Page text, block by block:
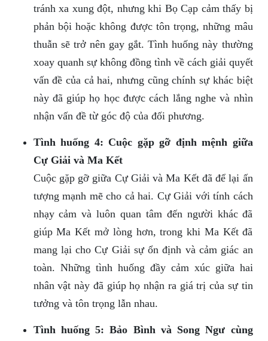
tránh xa xung đột, nhưng khi Bọ Cạp cảm thấy bị
phản bội hoặc không được tôn trọng, những mâu
thuẫn sẽ trở nên gay gắt. Tình huống này thường
xoay quanh sự không đồng tình về cách giải quyết
vấn đề của cả hai, nhưng cũng chính sự khác biệt
này đã giúp họ học được cách lắng nghe và nhìn
nhận vấn đề từ góc độ của đối phương.
Tình huống 4: Cuộc gặp gỡ định mệnh giữa
Cự Giải và Ma Kết
Cuộc gặp gỡ giữa Cự Giải và Ma Kết đã để lại ấn
tượng mạnh mẽ cho cả hai. Cự Giải với tính cách
nhạy cảm và luôn quan tâm đến người khác đã
giúp Ma Kết mở lòng hơn, trong khi Ma Kết đã
mang lại cho Cự Giải sự ổn định và cảm giác an
toàn. Những tình huống đầy cảm xúc giữa hai
nhân vật này đã giúp họ nhận ra giá trị của sự tin
tưởng và tôn trọng lẫn nhau.
Tình huống 5: Bảo Bình và Song Ngư cùng